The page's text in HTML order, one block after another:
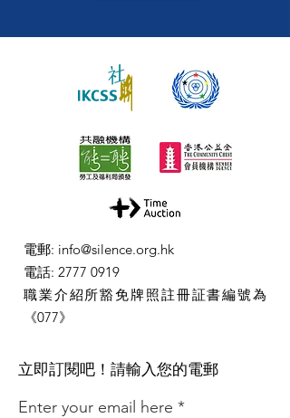
電郵: info@silence.org.hk
電話: 2777 0919
職業介紹所豁免牌照註冊証書編號為
《077》
​立即訂閱吧！請輸入您的電郵
Enter your email here